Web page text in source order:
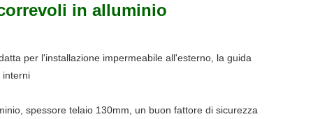
in alluminio
per l'installazione impermeabile all'esterno, la guida
interni
spessore telaio 130mm, un buon fattore di sicurezza